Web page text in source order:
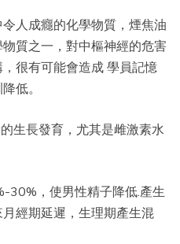
人成癮的化學物質，煙焦油
質之一，對中樞神經的危害
很有可能會造成 學員記憶
低。
生長發育，尤其是雌激素水
30%，使男性精子降低.產生
經期延遲，生理期產生混